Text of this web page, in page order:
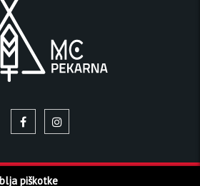
piškotke